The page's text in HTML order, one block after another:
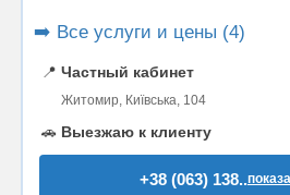
➡️ Все услуги и цены (4)
📍 Частный кабинет
Житомир, Київська, 104
🚗 Выезжаю к клиенту
+38 (063) 138..